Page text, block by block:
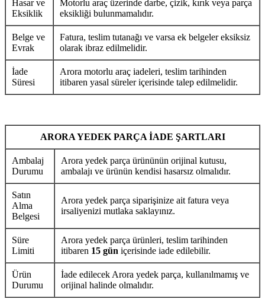
Hasar ve
Eksiklik
Motorlu araç üzerinde darbe, çizik, kırık veya parça
eksikliği bulunmamalıdır.
Belge ve
Evrak
Fatura, teslim tutanağı ve varsa ek belgeler eksiksiz
olarak ibraz edilmelidir.
İade
Süresi
Arora motorlu araç iadeleri, teslim tarihinden
itibaren yasal süreler içerisinde talep edilmelidir.
ARORA YEDEK PARÇA İADE ŞARTLARI
Ambalaj
Durumu
Arora yedek parça ürününün orijinal kutusu,
ambalajı ve ürünün kendisi hasarsız olmalıdır.
Satın
Alma
Belgesi
Arora yedek parça siparişinize ait fatura veya
irsaliyenizi mutlaka saklayınız.
Süre
Limiti
Arora yedek parça ürünleri, teslim tarihinden
itibaren 15 gün içerisinde iade edilebilir.
Ürün
Durumu
İade edilecek Arora yedek parça, kullanılmamış ve
orijinal halinde olmalıdır.